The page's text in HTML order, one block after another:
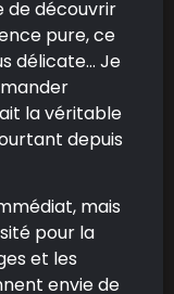
de découvrir
pure, ce
délicate… Je
la véritable
depuis
mais
pour la
et les
envie de